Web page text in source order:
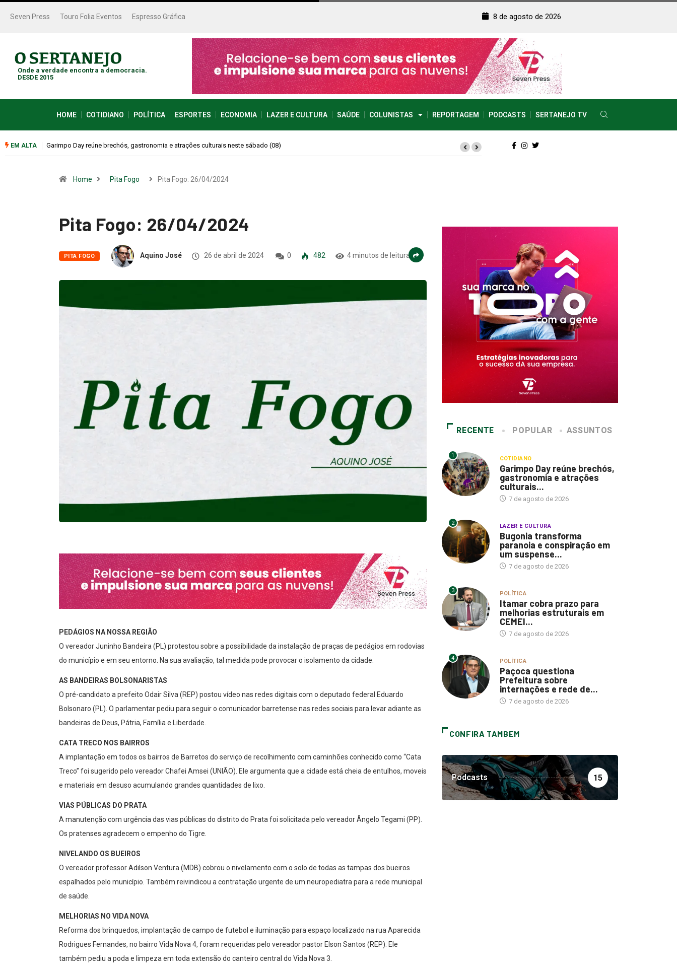
Seven Press Touro Folia Eventos Espresso Gráfica 8 de agosto de 2026
Onde a verdade encontra a democracia.
DESDE 2015
HOME COTIDIANO POLÍTICA ESPORTES ECONOMIA LAZER E CULTURA SAÚDE COLUNISTAS REPORTAGEM PODCASTS SERTANEJO TV
EM ALTA Bugonia transforma paranoia e conspiração em um suspense imprevisível
Home Pita Fogo Pita Fogo: 26/04/2024
Pita Fogo: 26/04/2024
PITA FOGO Aquino José 26 de abril de 2024 0 482 4 minutos de leitura
PEDÁGIOS NA NOSSA REGIÃO
O vereador Juninho Bandeira (PL) protestou sobre a possibilidade da instalação de praças de pedágios em rodovias
do município e em seu entorno. Na sua avaliação, tal medida pode provocar o isolamento da cidade.
AS BANDEIRAS BOLSONARISTAS
O pré-candidato a prefeito Odair Silva (REP) postou vídeo nas redes digitais com o deputado federal Eduardo
Bolsonaro (PL). O parlamentar pediu para seguir o comunicador barretense nas redes sociais para levar adiante as
bandeiras de Deus, Pátria, Família e Liberdade.
CATA TRECO NOS BAIRROS
A implantação em todos os bairros de Barretos do serviço de recolhimento com caminhões conhecido como “Cata
Treco” foi sugerido pelo vereador Chafei Amsei (UNIÃO). Ele argumenta que a cidade está cheia de entulhos, moveis
e materiais em desuso acumulando grandes quantidades de lixo.
VIAS PÚBLICAS DO PRATA
A manutenção com urgência das vias públicas do distrito do Prata foi solicitada pelo vereador Ângelo Tegami (PP).
Os pratenses agradecem o empenho do Tigre.
NIVELANDO OS BUEIROS
O vereador professor Adilson Ventura (MDB) cobrou o nivelamento com o solo de todas as tampas dos bueiros
espalhados pelo município. Também reivindicou a contratação urgente de um neuropediatra para a rede municipal
de saúde.
MELHORIAS NO VIDA NOVA
Reforma dos brinquedos, implantação de campo de futebol e iluminação para espaço localizado na rua Aparecida
Rodrigues Fernandes, no bairro Vida Nova 4, foram requeridas pelo vereador pastor Elson Santos (REP). Ele
também pediu a poda e limpeza em toda extensão do canteiro central do Vida Nova 3.
RECENTE POPULAR ASSUNTOS
1 COTIDIANO
Garimpo Day reúne brechós,
gastronomia e atrações
culturais...
7 de agosto de 2026
2 LAZER E CULTURA
Bugonia transforma
paranoia e conspiração em
um suspense...
7 de agosto de 2026
3 POLÍTICA
Itamar cobra prazo para
melhorias estruturais em
CEMEI...
7 de agosto de 2026
4 POLÍTICA
Paçoca questiona
Prefeitura sobre
internações e rede de...
7 de agosto de 2026
CONFIRA TAMBEM
Podcasts 15